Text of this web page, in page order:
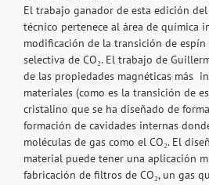
El trabajo ganador de esta edición
técnico pertenece al área de química
modificación de la transición de espín
selectiva de CO₂. El trabajo de
de las propiedades magnéticas más
materiales (como es la transición de
cristalino que se ha diseñado de
formación de cavidades internas
moléculas de gas como el CO₂. El
material puede tener una aplicación
fabricación de filtros de CO₂, un gas